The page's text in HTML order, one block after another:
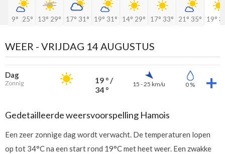
9° 25° 13° 29° 17° 31° 19° 31° 14° 29° 17° 33° 21° 35° 19°
WEER - VRIJDAG 14 AUGUSTUS
Dag
Zonnig
19 ° /
34 °
15 - 25 km/u 0 %
Gedetailleerde weersvoorspelling Hamois
Een zeer zonnige dag wordt verwacht. De temperaturen lopen
op tot 34°C na een start rond 19°C met heet weer. Een zwakke